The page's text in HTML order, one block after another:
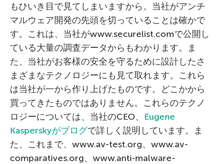
もひいき目で見てしまいますから。当社がアンチ
マルウェア開発の先頭を切っていることは確かで
す。これは、当社がwww.securelist.comで公開し
ている大量の調査データからもわかります。ま
た、当社がお客様の安全を守るために設計したさ
まざまなテクノロジーにも見て取れます。これら
は当社が一から作り上げたものです。どこかから
買ってきたものではありません。これらのテクノ
ロジーについては、当社のCEO、 Eugene
Kasperskyがブログで詳しく説明しています。ま
た、これまで、www.av-test.org、www.av-
comparatives.org、www.anti-malware-